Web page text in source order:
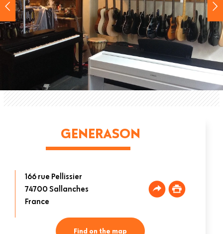
GENERASON
166 rue Pellissier
74700 Sallanches
France
Find on the map